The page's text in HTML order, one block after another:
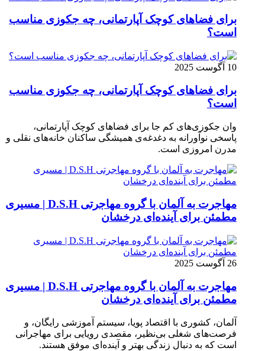
برای فضاهای کوچک آپارتمانی، چه جکوزی مناسب
است؟
10 آگوست 2025
برای فضاهای کوچک آپارتمانی، چه جکوزی مناسب
است؟
وان جکوزی‌های کم‌ جا برای فضاهای کوچک آپارتمانی،
پاسخی نوآورانه به دغدغه‌ی همیشگی ساکنان خانه‌های نقلی و
مدرن امروزی ا‌ست.
مهاجرت به آلمان با گروه مهاجرتی D.S.H | مسیری
مطمئن برای آینده‌ای درخشان
26 آگوست 2025
مهاجرت به آلمان با گروه مهاجرتی D.S.H | مسیری
مطمئن برای آینده‌ای درخشان
آلمان، کشوری با اقتصاد پویا، سیستم آموزشی رایگان، و
فرصت‌های شغلی بی‌نظیر، مقصدی رویایی برای مهاجرانی
است که به دنبال زندگی بهتر و آینده‌ای موفق هستند.